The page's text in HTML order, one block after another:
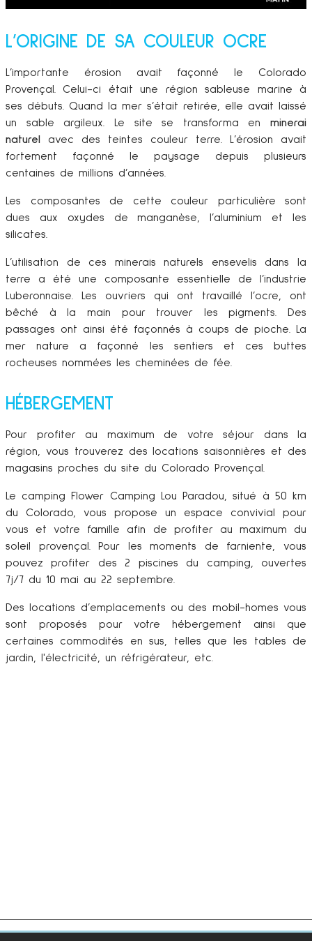
L’ORIGINE DE SA COULEUR OCRE
L’importante érosion avait façonné le Colorado
Provençal. Celui-ci était une région sableuse marine à
ses débuts. Quand la mer s’était retirée, elle avait laissé
un sable argileux. Le site se transforma en minerai
naturel
avec des teintes couleur terre. L’érosion avait
fortement façonné le paysage depuis plusieurs
centaines de millions d’années.
Les composantes de cette couleur particulière sont
dues aux oxydes de manganèse, l’aluminium et les
silicates.
L’utilisation de ces minerais naturels ensevelis dans la
terre a été une composante essentielle de l’industrie
Luberonnaise. Les ouvriers qui ont travaillé l’ocre, ont
bêché à la main pour trouver les pigments. Des
passages ont ainsi été façonnés à coups de pioche. La
mer nature a façonné les sentiers et ces buttes
rocheuses nommées les cheminées de fée.
HÉBERGEMENT
Pour profiter au maximum de votre séjour dans la
région, vous trouverez des locations saisonnières et des
magasins proches du site du Colorado Provençal.
Le camping Flower Camping Lou Paradou, situé à 50 km
du Colorado, vous propose un espace convivial pour
vous et votre famille afin de profiter au maximum du
soleil provençal. Pour les moments de farniente, vous
pouvez profiter des 2 piscines du camping, ouvertes
7j/7 du 10 mai au 22 septembre.
Des locations d’emplacements ou des mobil-homes vous
sont proposés pour votre hébergement ainsi que
certaines commodités en sus, telles que les tables de
jardin, l'électricité, un réfrigérateur, etc.